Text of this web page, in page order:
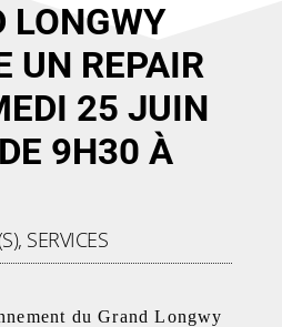
LONGWY
UN REPAIR
25 JUIN
9H30 À
, SERVICES
du Grand Longwy